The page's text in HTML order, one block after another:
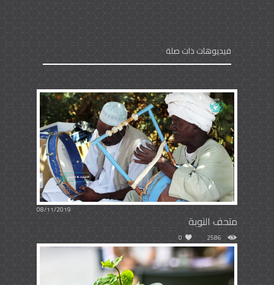
فيديوهات ذات صلة
08/11/2019
متحف النوبة
2586
0